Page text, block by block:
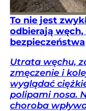
To nie jest
odbierają
bezpieczeństwa
Utrata węchu,
zmęczenie i
wyglądać
polipami nosa.
choroba